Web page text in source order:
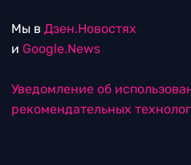
Мы в Дзен.Новостях
и Google.News
Уведомление об
рекомендательных